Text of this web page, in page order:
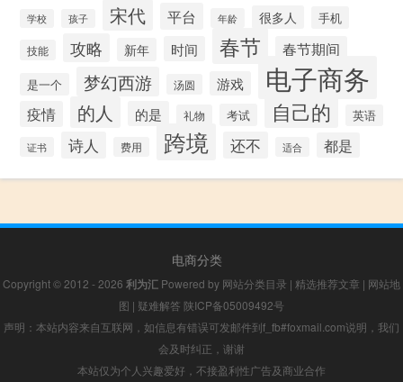
学校 孩子 宋代 平台 年龄 很多人 手机
技能 攻略 新年 时间 春节 春节期间
是一个 梦幻西游 汤圆 游戏 电子商务
疫情 的人 的是 礼物 考试 自己的 英语
证书 诗人 费用 跨境 还不 适合 都是
电商分类
Copyright © 2012 - 2026 利为汇 Powered by 网站分类目录 | 精选推荐文章 | 网站地
图 | 疑难解答 陕ICP备05009492号
声明：本站内容来自互联网，如信息有错误可发邮件到f_fb#foxmail.com说明，我们
会及时纠正，谢谢
本站仅为个人兴趣爱好，不接盈利性广告及商业合作